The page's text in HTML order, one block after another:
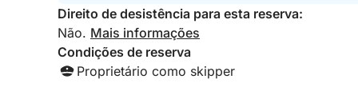
Direito de desistência para esta reserva:
Não. Mais informações
Condições de reserva
Proprietário como skipper